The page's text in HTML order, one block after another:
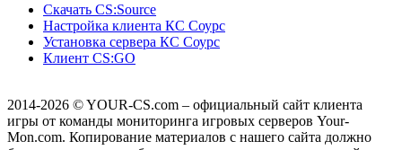
Скачать CS:Source
Настройка клиента КС Cоурс
Установка сервера КС Соурс
Клиент CS:GO
2014-2026 © YOUR-CS.com – официальный сайт клиента
игры от команды мониторинга игровых серверов Your-
Mon.com. Копирование материалов с нашего сайта должно